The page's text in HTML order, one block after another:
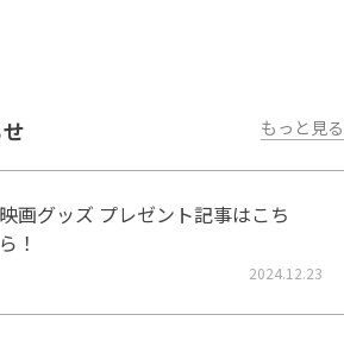
もっと見る
映画グッズ プレゼント記事はこち
ら！
2024.12.23